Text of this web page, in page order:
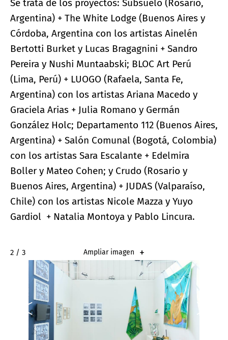
Se trata de los proyectos: Subsuelo (Rosario,
Argentina) + The White Lodge (Buenos Aires y
Córdoba, Argentina con los artistas Ainelén
Bertotti Burket y Lucas Bragagnini + Sandro
Pereira y Nushi Muntaabski; BLOC Art Perú
(Lima, Perú) + LUOGO (Rafaela, Santa Fe,
Argentina) con los artistas Ariana Macedo y
Graciela Arias + Julia Romano y Germán
González Holc; Departamento 112 (Buenos Aires,
Argentina) + Salón Comunal (Bogotá, Colombia)
con los artistas Sara Escalante + Edelmira
Boller y Mateo Cohen; y Crudo (Rosario y
Buenos Aires, Argentina) + JUDAS (Valparaíso,
Chile) con los artistas Nicole Mazza y Yuyo
Gardiol + Natalia Montoya y Pablo Lincura.
2 / 3 Ampliar imagen